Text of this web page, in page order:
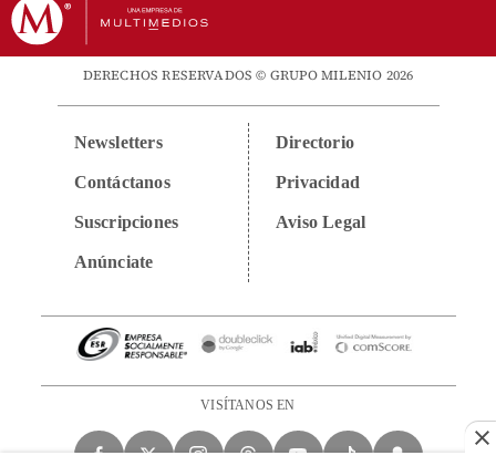
DERECHOS RESERVADOS © GRUPO MILENIO 2026
Newsletters
Contáctanos
Suscripciones
Anúnciate
Directorio
Privacidad
Aviso Legal
VISÍTANOS EN